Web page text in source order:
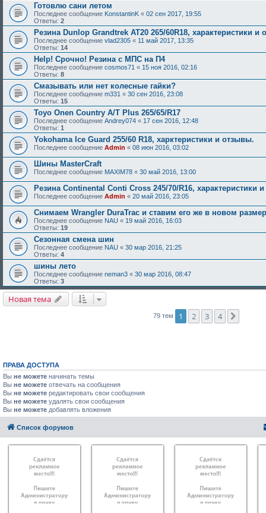
Готовлю сани летом
Последнее сообщение KonstantinK « 02 сен 2017, 19:55
Ответы: 2
Резина Dunlop Grandtrek AT20 265/60R18, характеристики и
Последнее сообщение vlad2305 « 11 май 2017, 13:35
Ответы: 14
Help! Срочно! Резина с МПС на П4
Последнее сообщение cosmos71 « 15 ноя 2016, 02:16
Ответы: 8
Смазывать или нет колесные гайки?
Последнее сообщение m331 « 30 сен 2016, 23:08
Ответы: 15
Toyo Onen Country A/T Plus 265/65/R17
Последнее сообщение Andrey074 « 17 сен 2016, 12:48
Ответы: 1
Yokohama Ice Guard 255/60 R18, харктеристики и отзывы.
Последнее сообщение Admin « 08 июн 2016, 03:02
Шины MasterCraft
Последнее сообщение MAXIM78 « 30 май 2016, 13:00
Резина Continental Conti Cross 245/70/R16, характеристики
Последнее сообщение Admin « 20 май 2016, 23:05
Снимаем Wrangler DuraTrac и ставим его же в новом
Последнее сообщение NAU « 19 май 2016, 16:03
Ответы: 19
Сезонная смена шин
Последнее сообщение NAU « 30 мар 2016, 21:25
Ответы: 4
шины лето
Последнее сообщение neman3 « 30 мар 2016, 08:47
Ответы: 3
Новая тема
79 тем 1 2 3 4
ПРАВА ДОСТУПА
Вы не можете начинать темы
Вы не можете отвечать на сообщения
Вы не можете редактировать свои сообщения
Вы не можете удалять свои сообщения
Вы не можете добавлять вложения
Список форумов